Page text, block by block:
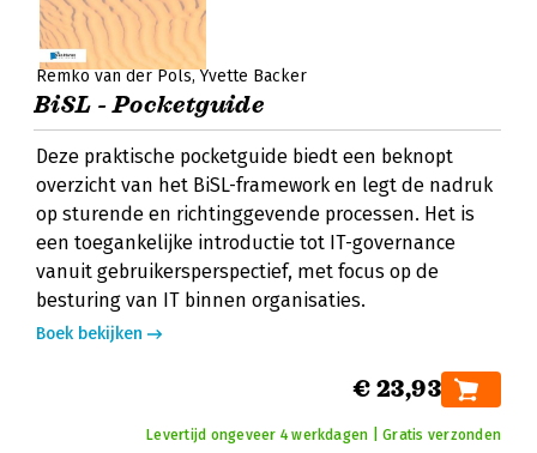
Remko van der Pols Yvette Backer
BiSL - Pocketguide
Deze praktische pocketguide biedt een beknopt
overzicht van het BiSL-framework en legt de nadruk
op sturende en richtinggevende processen. Het is
een toegankelijke introductie tot IT-governance
vanuit gebruikersperspectief, met focus op de
besturing van IT binnen organisaties.
Boek bekijken
€ 23,93
Levertijd ongeveer 4 werkdagen | Gratis verzonden